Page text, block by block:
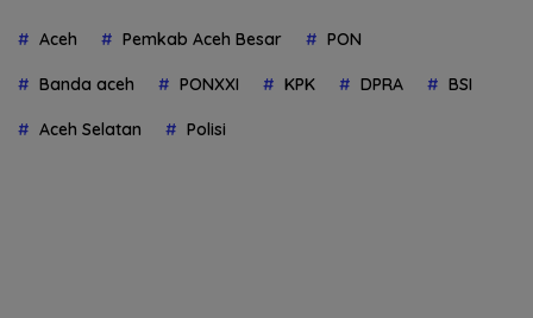
Aceh Pemkab Aceh Besar PON
Banda aceh PONXXI KPK DPRA BSI
Aceh Selatan Polisi